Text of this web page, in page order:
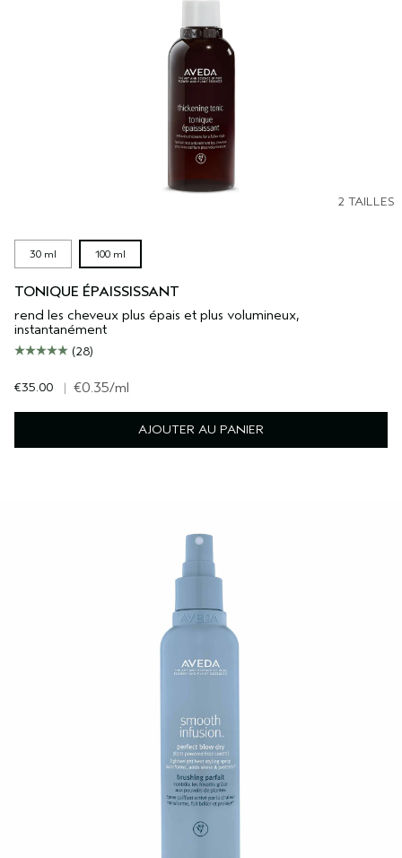
2 TAILLES
30 ml 100 ml
TONIQUE ÉPAISSISSANT
rend les cheveux plus épais et plus volumineux,
instantanément
(28)
€35.00 | €0.35/ml
AJOUTER AU PANIER